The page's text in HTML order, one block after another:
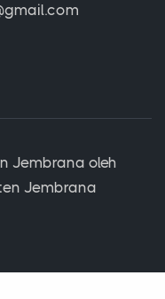
Jembrana oleh
Jembrana